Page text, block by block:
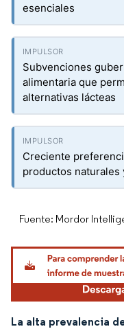
esenciales
Subvenciones
alimentaria que
alternativas lácteas
Creciente
productos naturales
Fuente: Mordor
La alta prevalencia